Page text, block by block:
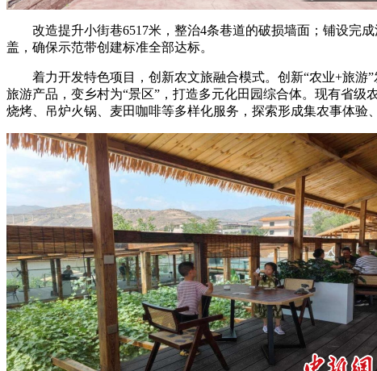
改造提升小街巷6517米，整治4条巷道的破损墙面；铺设完成
盖，确保示范带创建标准全部达标。
着力开发特色项目，创新农文旅融合模式。创新“农业+旅游”
旅游产品，变乡村为“景区”，打造多元化田园综合体。现有省
烧烤、吊炉火锅、麦田咖啡等多样化服务，探索形成集农事体验